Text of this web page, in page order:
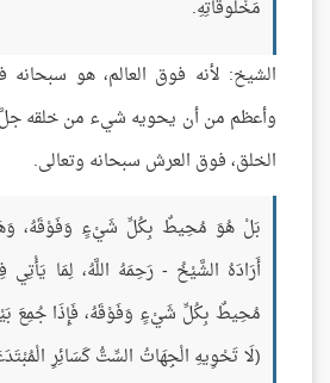
مَخْلُوقَاتِهِ.
الشيخ: لأنه فوق العالم، هو سبحانه
وأعظم من أن يحويه شيء من خلقه جلَّ
الخلق، فوق العرش سبحانه وتعالى.
بَلْ هُوَ مُحِيطٌ بِكُلِّ شَيْءٍ وَفَوْقَهُ،
أَرَادَهُ الشَّيْخُ - رَحِمَهُ اللَّهُ، لِمَا يَأْتِي
مُحِيطٌ بِكُلِّ شَيْءٍ وَفَوْقَهُ، فَإِذَا جُمِعَ
(لَا تَحْوِيهِ الْجِهَاتُ السِّتُّ كَسَائِرِ